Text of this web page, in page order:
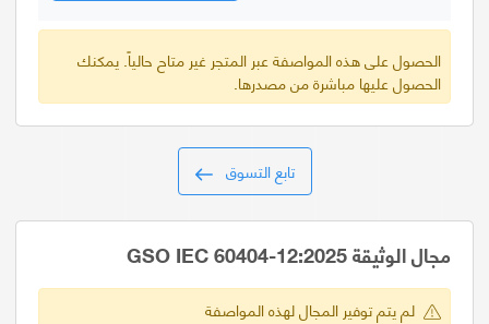
الحصول على هذه المواصفة عبر المتجر غير متاح حالياً. يمكنك
الحصول عليها مباشرة من مصدرها.
تابع التسوق
مجال الوثيقة GSO IEC 60404-12:2025
لم يتم توفير المجال لهذه المواصفة